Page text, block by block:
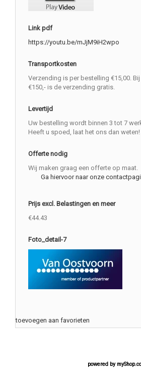
Link pdf
https://youtu.be/mJjM9iH2wpo
Transportkosten
Verzending is per bestelling €15,00.
€150,- is de verzending gratis.
Levertijd
Uw bestelling wordt binnen 3 tot 7
Heeft u spoed, laat het ons dan weten!
Offerte nodig
Wij maken graag een offerte op maat.
Ga hiervoor naar onze
Prijs excl. Belastingen en meer
€44.43
Foto_detail-7
toevoegen aan favorieten
powered by